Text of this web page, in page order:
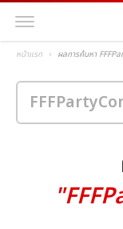
หน้าแรก ผลการค้นหา